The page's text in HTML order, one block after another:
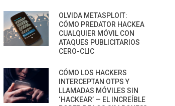
OLVIDA METASPLOIT:
CÓMO PREDATOR HACKEA
CUALQUIER MÓVIL CON
ATAQUES PUBLICITARIOS
CERO-CLIC
CÓMO LOS HACKERS
INTERCEPTAN OTPS Y
LLAMADAS MÓVILES SIN
‘HACKEAR’ — EL INCREÍBLE